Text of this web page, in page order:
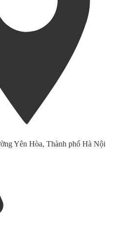
Yên Hòa, Thành phố Hà Nội